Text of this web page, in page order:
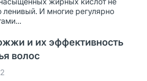
И многие регулярно
и их эффективность
волос